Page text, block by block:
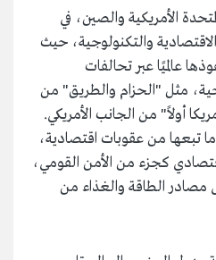
الأمريكية والصين، في
والتكنولوجية، حيث
عالميًا عبر تحالفات
مثل "الحزام والطريق" من
أولاً" من الجانب الأمريكي.
تبعها من عقوبات اقتصادية،
كجزء من الأمن القومي،
مصادر الطاقة والغذاء من